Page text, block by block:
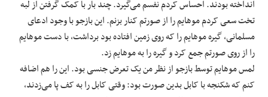
انداخته بودند. احساس کردم نفسم می‌گیرد. چند بار با کمک گرفتن از لبه
تخت سعی کردم موهایم را از صورتم کنار بزنم. این بازجو با وجود ادعای
مسلمانی، گیره موهایم را که روی زمین افتاده بود برداشت، با دست موهایم
را از روی صورتم جمع کرد و گیره را به موهایم زد.
لمس موهایم توسط بازجو از نظر من یک تعرض جنسی بود. این را هم اضافه
کنم که شکنجه با کابل بدین صورت بود: وقتی کابل را به کف پا می‌زدند،